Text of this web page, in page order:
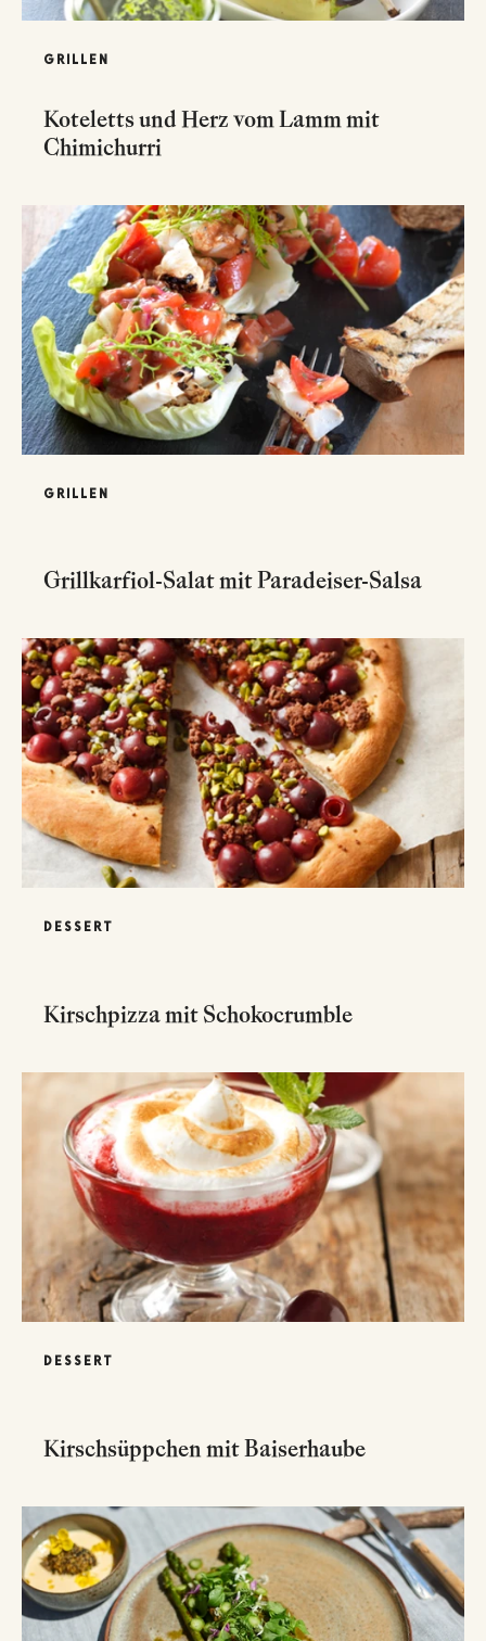
GRILLEN
Koteletts und Herz vom Lamm mit
Chimichurri
GRILLEN
Grillkarfiol-Salat mit Paradeiser-Salsa
DESSERT
Kirschpizza mit Schokocrumble
DESSERT
Kirschsüppchen mit Baiserhaube